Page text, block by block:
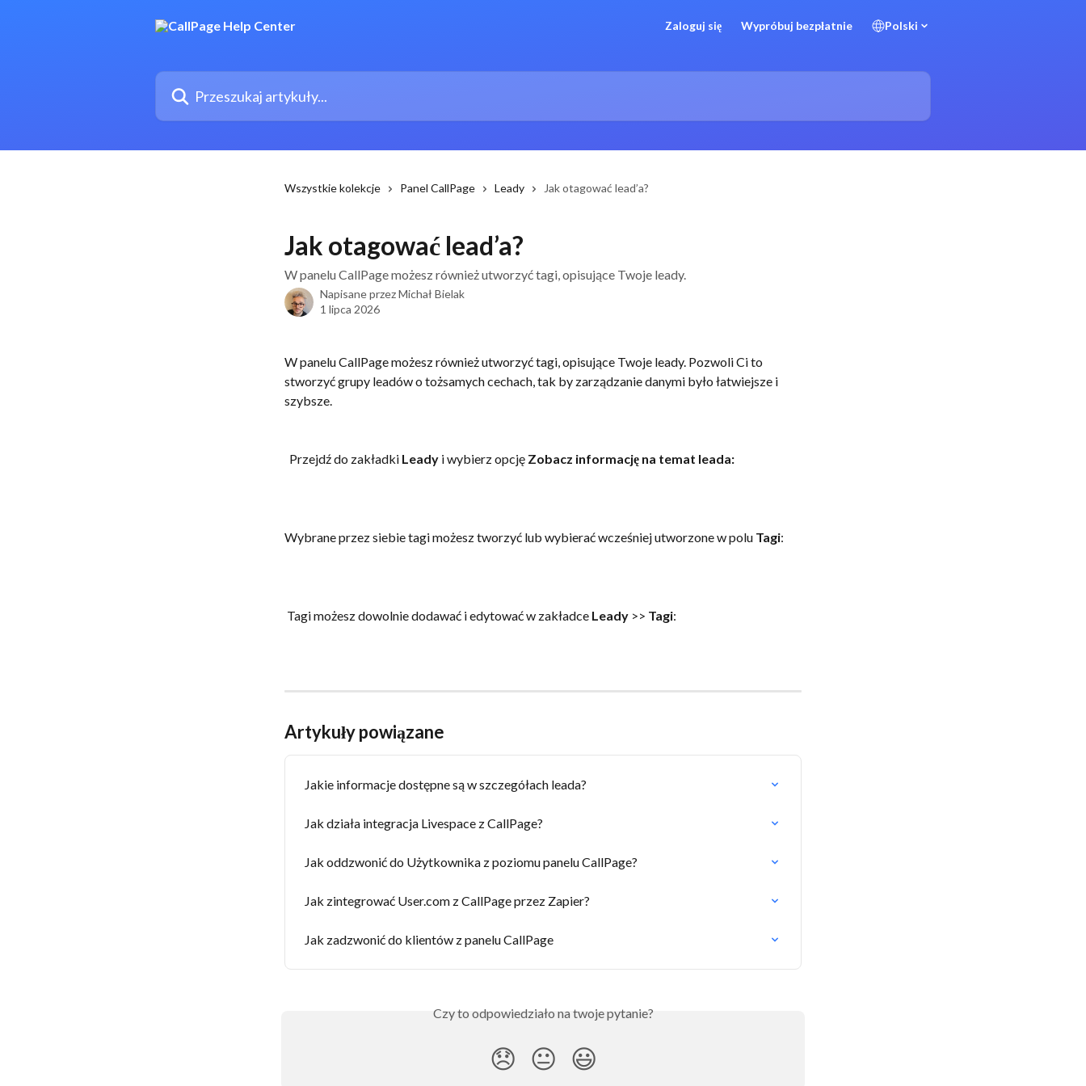
Zaloguj się Wypróbuj bezpłatnie Polski
Przeszukaj artykuły...
Wszystkie kolekcje Panel CallPage Leady Jak otagować lead’a?
Jak otagować lead’a?
W panelu CallPage możesz również utworzyć tagi, opisujące Twoje leady.
Napisane przezMichał Bielak
1 lipca 2026
W panelu CallPage możesz również utworzyć tagi, opisujące Twoje leady. Pozwoli Ci to
stworzyć grupy leadów o tożsamych cechach, tak by zarządzanie danymi było łatwiejsze i
szybsze.
  Przejdź do zakładki
Leady i wybierz opcję Zobacz informację na temat leada:
Wybrane przez siebie tagi możesz tworzyć lub wybierać wcześniej utworzone w polu Tagi:
Tagi możesz dowolnie dodawać i edytować w zakładce Leady >> Tagi:
Artykuły powiązane
Jakie informacje dostępne są w szczegółach leada?
Jak działa integracja Livespace z CallPage?
Jak oddzwonić do Użytkownika z poziomu panelu CallPage?
Jak zintegrować User.com z CallPage przez Zapier?
Jak zadzwonić do klientów z panelu CallPage
Czy to odpowiedziało na twoje pytanie?
😞 😐 😃